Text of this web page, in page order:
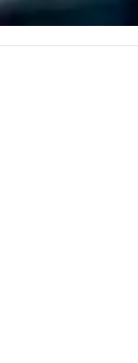
life and ensures
creates lasting